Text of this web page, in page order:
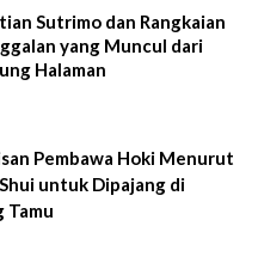
Sutrimo dan Rangkaian
yang Muncul dari
Halaman
Pembawa Hoki Menurut
untuk Dipajang di
Tamu